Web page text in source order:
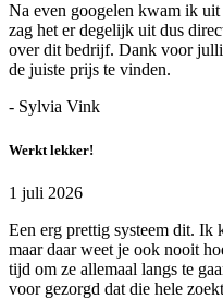
Na even googelen kwam ik
zag het er degelijk uit dus
over dit bedrijf. Dank voor
de juiste prijs te vinden.
- Sylvia Vink
Werkt lekker!
1 juli 2026
Een erg prettig systeem dit. Ik
maar daar weet je ook nooit
tijd om ze allemaal langs te
voor gezorgd dat die hele